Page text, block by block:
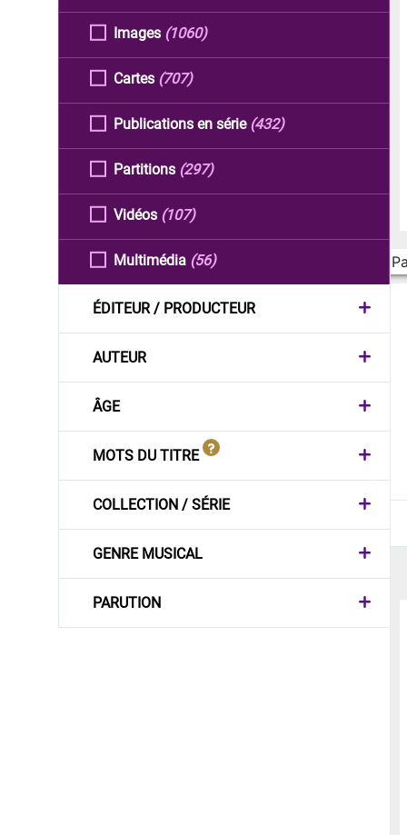
Images (1060)
Cartes (707)
Publications en série (432)
Partitions (297)
Vidéos (107)
Multimédia (56)
ÉDITEUR / PRODUCTEUR
AUTEUR
ÂGE
MOTS DU TITRE
COLLECTION / SÉRIE
GENRE MUSICAL
PARUTION